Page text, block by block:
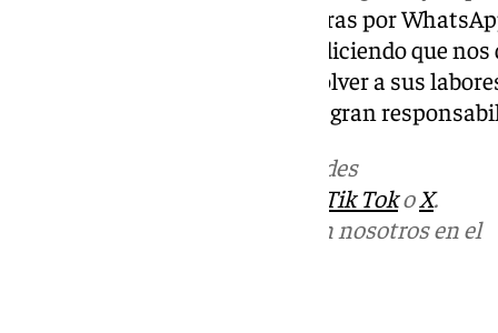
funciones. Tuvimos unas palabras por
agredeciéndonos la actuación, diciendo que
se recrean demasiado. Deben volver a sus
que un gran poder conlleva una gran
en las redes
Tik TokoX.
Puedes ponerte en contacto con nosotros en el